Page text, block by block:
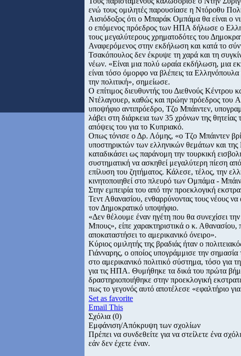
ενώ τους ομιλητές παρουσίασε η Ντόροθυ
Αισιόδοξος ότι ο Μπαράκ Ομπάμα θα είναι ο
ο επόμενος πρόεδρος των ΗΠΑ δήλωσε ο
τους μεγαλύτερους χρηματοδότες του
Αναφερόμενος στην εκδήλωση και κατά το
Τσακόπουλος δεν έκρυψε τη χαρά και τη
νέων. «Είναι μια πολύ ωραία εκδήλωση, μια
είναι τόσο όμορφο να βλέπεις τα
την πολιτική», σημείωσε.
Ο επίτιμος διευθυντής του Διεθνούς Κέντρου
Ντέλαγουερ, καθώς και πρώην πρόεδρος του
υποψήφιο αντιπρόεδρο, Τζο Μπάιντεν,
λάβει στη διάρκεια των 35 χρόνων της
απόψεις του για το Κυπριακό.
Οπως τόνισε ο Δρ. Λόμης, «ο Τζο Μπάιντεν
υποστηρικτών των ελληνικών θεμάτων και
καταδικάσει ως παράνομη την τουρκική
συστηματική να ασκηθεί μεγαλύτερη πίεση
επίλυση του ζητήματος. Κάλεσε, τέλος, την
κινητοποιηθεί στο πλευρό των Ομπάμα -
Στην εμπειρία του από την προεκλογική
Τεντ Αθανασίου, ενθαρρύνοντας τους νέους
τον Δημοκρατικό υποψήφιο.
«Δεν θέλουμε έναν ηγέτη που θα συνεχίσει
Μπους», είπε χαρακτηριστικά ο κ.
αποκαταστήσει το αμερικανικό όνειρο».
Κύριος ομιλητής της βραδιάς ήταν ο
Γιάνναρης, ο οποίος υπογράμμισε την
στο αμερικανικό πολιτικό σύστημα, τόσο για
για τις ΗΠΑ. Θυμήθηκε τα δικά του πρώτα
δραστηριοποιήθηκε στην προεκλογική
πως το γεγονός αυτό αποτέλεσε «εφαλτήριο
Set as favorite
Email This
Σχόλια (0)
Εμφάνιση/Απόκρυψη των σχολίων
Πρέπει να συνδεθείτε για να στείλετε ένα
εάν δεν έχετε έναν.